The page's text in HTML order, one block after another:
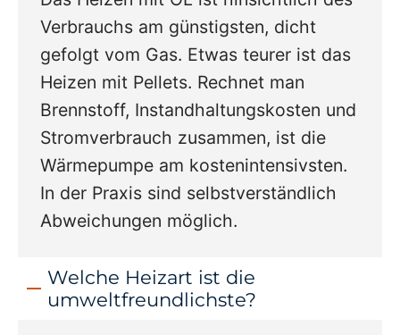
Verbrauchs am günstigsten, dicht
gefolgt vom Gas. Etwas teurer ist das
Heizen mit Pellets. Rechnet man
Brennstoff, Instandhaltungskosten und
Stromverbrauch zusammen, ist die
Wärmepumpe am kostenintensivsten.
In der Praxis sind selbstverständlich
Abweichungen möglich.
Welche Heizart ist die
umweltfreundlichste?